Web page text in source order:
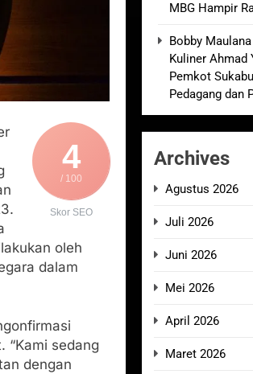
4
/ 100
Skor SEO
oleh
dalam
“Kami sedang
dengan
MBG Hampir
Bobby
Kuliner Ahmad
Pemkot
Pedagang dan
Archives
Agustus 2026
Juli 2026
Juni 2026
Mei 2026
April 2026
Maret 2026